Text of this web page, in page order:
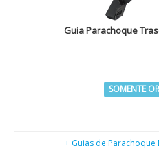
Guia Parachoque
SOMENTE
+ Guias de